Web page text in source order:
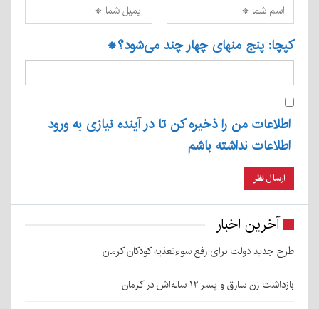
کپچا: پنج منهای چهار چند می‌شود؟*
اطلاعات من را ذخیره کن تا در آینده نیازی به ورود
اطلاعات نداشته باشم
آخرین اخبار
طرح جدید دولت برای رفع سوءتغذیه کودکان کرمان
بازداشت زن سارق و پسر ۱۲ ساله‌اش در کرمان